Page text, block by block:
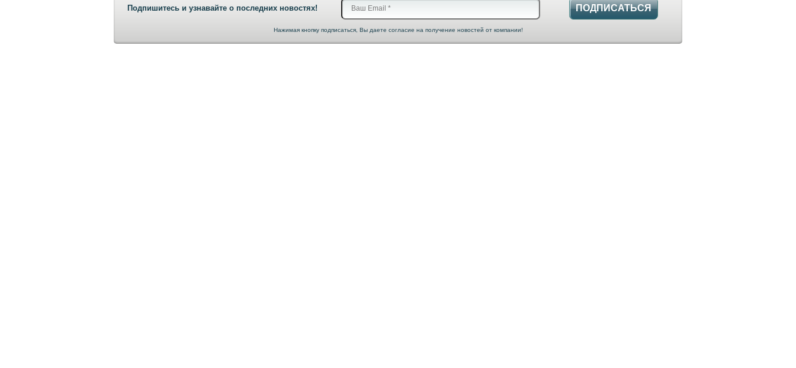
Подпишитесь и узнавайте о последних новостях! ПОДПИСАТЬСЯ
Нажимая кнопку подписаться, Вы даете согласие на получение новостей от компании!